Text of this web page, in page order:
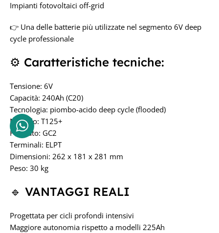
Impianti fotovoltaici off-grid
👉 Una delle batterie più utilizzate nel segmento 6V deep
cycle professionale
⚙️ Caratteristiche tecniche:
Tensione: 6V
Capacità: 240Ah (C20)
Tecnologia: piombo-acido deep cycle (flooded)
Modello: T125+
Formato: GC2
Terminali: ELPT
Dimensioni: 262 x 181 x 281 mm
Peso: 30 kg
🔹 VANTAGGI REALI
Progettata per cicli profondi intensivi
Maggiore autonomia rispetto a modelli 225Ah